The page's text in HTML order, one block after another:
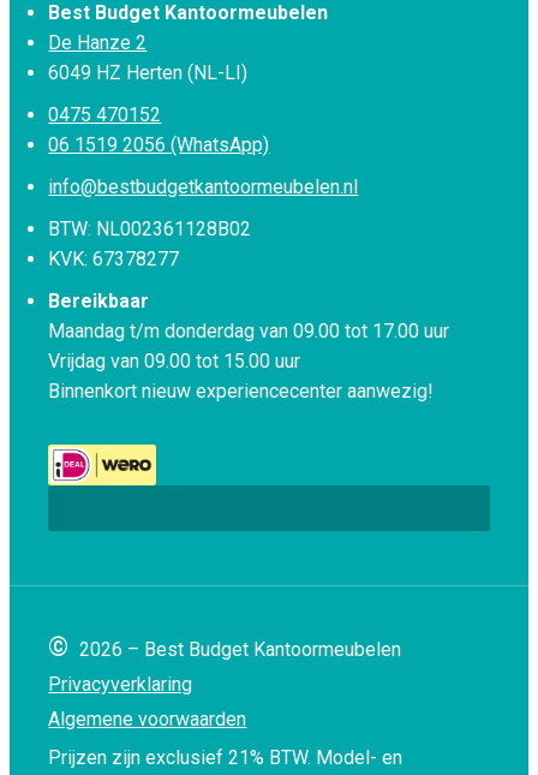
Best Budget Kantoormeubelen
De Hanze 2
6049 HZ Herten (NL-LI)
0475 470152
06 1519 2056 (WhatsApp)
info@bestbudgetkantoormeubelen.nl
BTW: NL002361128B02
KVK: 67378277
Bereikbaar
Maandag t/m donderdag van 09.00 tot 17.00 uur
Vrijdag van 09.00 tot 15.00 uur
Binnenkort nieuw experiencecenter aanwezig!
© 2026 – Best Budget Kantoormeubelen
Privacyverklaring
Algemene voorwaarden
Prijzen zijn exclusief 21% BTW. Model- en